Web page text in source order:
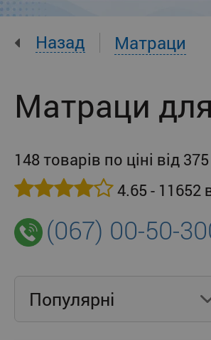
Назад Матраци
Матраци для
148 товарів по ціні від
4.65 - 11652
(067) 00-50-
Популярнi